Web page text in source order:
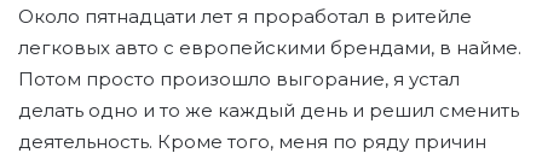
Около пятнадцати лет я проработал в ритейле
легковых авто с европейскими брендами, в найме.
Потом просто произошло выгорание, я устал
делать одно и то же каждый день и решил сменить
деятельность. Кроме того, меня по ряду причин